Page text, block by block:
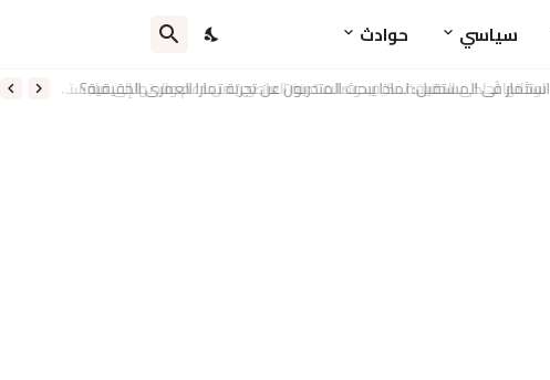
سياسي
حوادث
استثمار في المستقبل: لماذا يبحث المتدربون عن تجربة تمارا العمري الحقيقية؟